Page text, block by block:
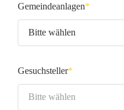
Gemeindeanlagen*
Pflichtfeld
Bitte wählen
Gesuchsteller*
Pflichtfeld
Bitte wählen